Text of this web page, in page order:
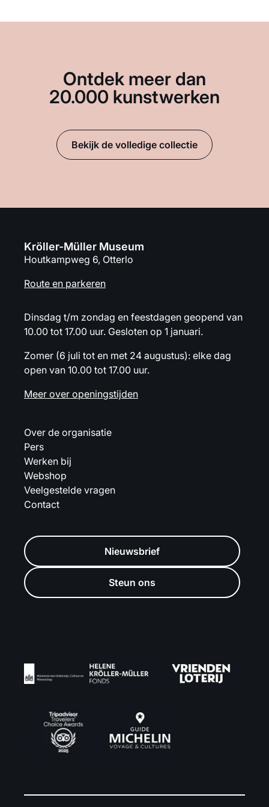
Ontdek meer dan
20.000 kunstwerken
Bekijk de volledige collectie
Kröller-Müller Museum
Houtkampweg 6, Otterlo
Route en parkeren
Dinsdag t/m zondag en feestdagen geopend van
10.00 tot 17.00 uur. Gesloten op 1 januari.
Zomer (6 juli tot en met 24 augustus): elke dag
open van 10.00 tot 17.00 uur.
Meer over openingstijden
Over de organisatie
Pers
Werken bij
Webshop
Veelgestelde vragen
Contact
Nieuwsbrief
Steun ons